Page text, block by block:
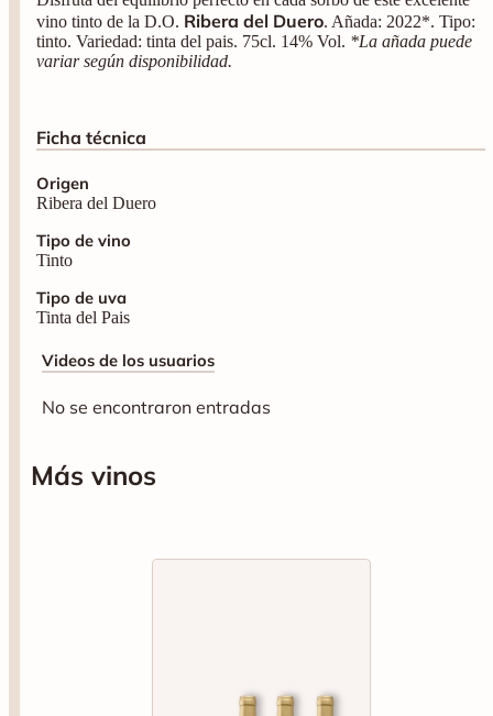
vino tinto de la D.O. Ribera del Duero. Añada: 2022*. Tipo:
tinto. Variedad: tinta del pais. 75cl. 14% Vol. *La añada puede
variar según disponibilidad.
Ficha técnica
Origen
Ribera del Duero
Tipo de vino
Tinto
Tipo de uva
Tinta del Pais
Videos de los usuarios
No se encontraron entradas
Más vinos